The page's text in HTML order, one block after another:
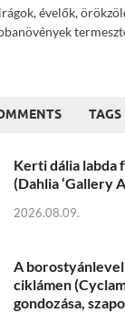
évelők,
TAGS
Kerti dália labda
(Dahlia ‘Gallery
2026.08.09.
A
ciklámen
gondozása,